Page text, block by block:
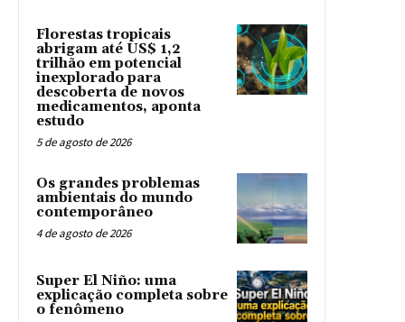
Florestas tropicais
abrigam até US$ 1,2
trilhão em potencial
inexplorado para
descoberta de novos
medicamentos, aponta
estudo
5 de agosto de 2026
Os grandes problemas
ambientais do mundo
contemporâneo
4 de agosto de 2026
Super El Niño: uma
explicação completa sobre
o fenômeno